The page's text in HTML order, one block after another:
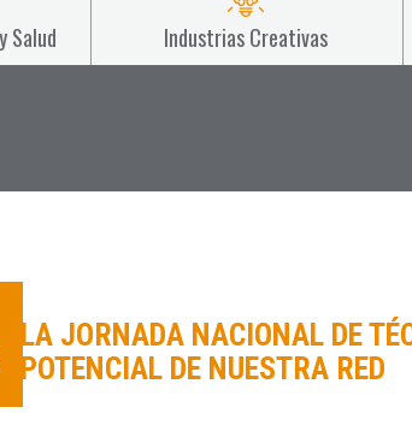
Salud Industrias Creativas
LA JORNADA NACIONAL DE
POTENCIAL DE NUESTRA RED